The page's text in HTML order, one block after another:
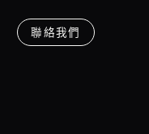
聯絡我們